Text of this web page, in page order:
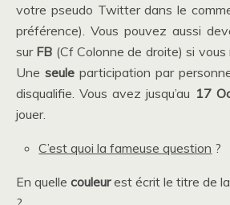
votre pseudo Twitter dans le
préférence). Vous pouvez aussi
sur FB (Cf Colonne de droite) si
Une seuleparticipation par
disqualifie. Vous avez jusqu’au 17
jouer.
C’est quoi la fameuse question ?
En quelle couleurest écrit le titre de